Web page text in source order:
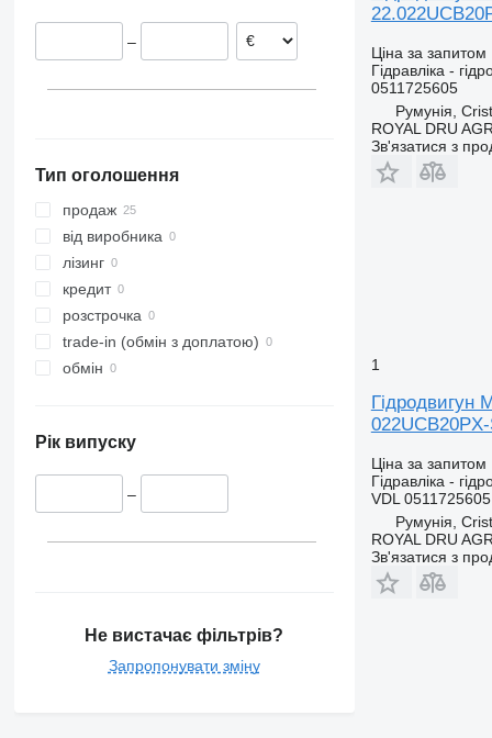
Латвія
–
Тип оголошення
продаж
від виробника
лізинг
кредит
розстрочка
trade-in (обмін з доплатою)
обмін
Рік випуску
–
Не вистачає фільтрів?
Запропонувати зміну
Ціна за запитом
Гідравліка -
0511725605
Румунія,
ROYAL DRU
Зв'язатися з
1
Гідродвигун
Ціна за запитом
Гідравліка -
VDL 0511725605
Румунія,
ROYAL DRU
Зв'язатися з